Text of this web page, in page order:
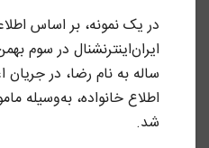
در یک نمونه، بر اساس
ساله به نام رضا، در
اطلاع خانواده، به‌وسیله
شد.